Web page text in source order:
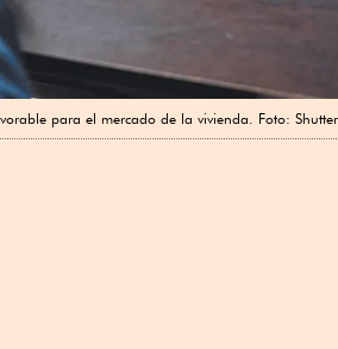
para el mercado de la vivienda. Foto: